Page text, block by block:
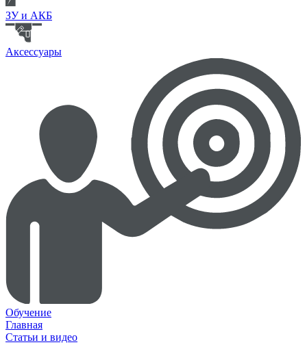
ЗУ и АКБ
Аксессуары
Обучение
Главная
Статьи и видео